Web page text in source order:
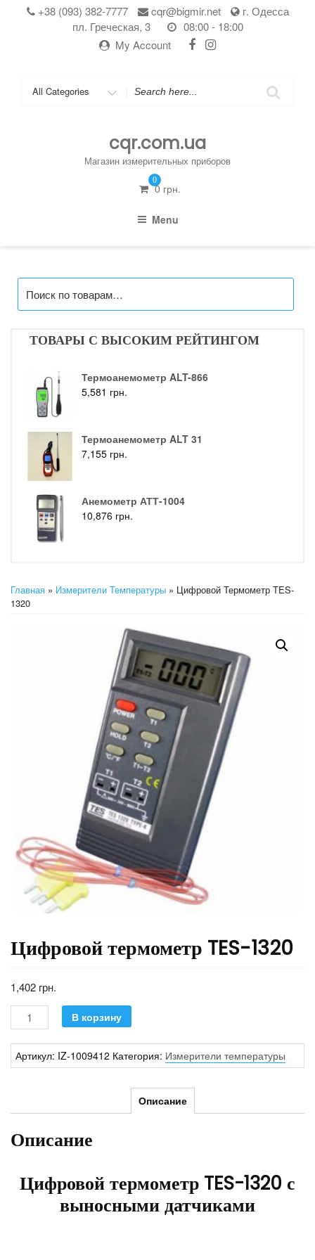
+38 (093) 382-7777 cqr@bigmir.net
г. Одесса
пл. Греческая, 3
08:00 - 18:00
My Account
for
cqr.com.ua
Магазин измерительных приборов
0
0 грн.
Menu
ТОВАРЫ С ВЫСОКИМ РЕЙТИНГОМ
Термоанемометр ALT-866
5,581 грн.
Термоанемометр ALT 31
7,155 грн.
Анемометр АТТ-1004
10,876 грн.
Главная » Измерители Температуры » Цифровой Термометр TES-
1320
Цифровой термометр TES-1320
1,402 грн.
Количество В корзину
Артикул: IZ-1009412 Категория: Измерители температуры
Описание
Описание
Цифровой термометр TES-1320 с
выносными датчиками